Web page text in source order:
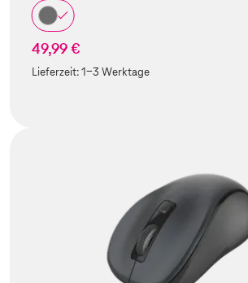
49,99 €
Lieferzeit:1-3 Werktage